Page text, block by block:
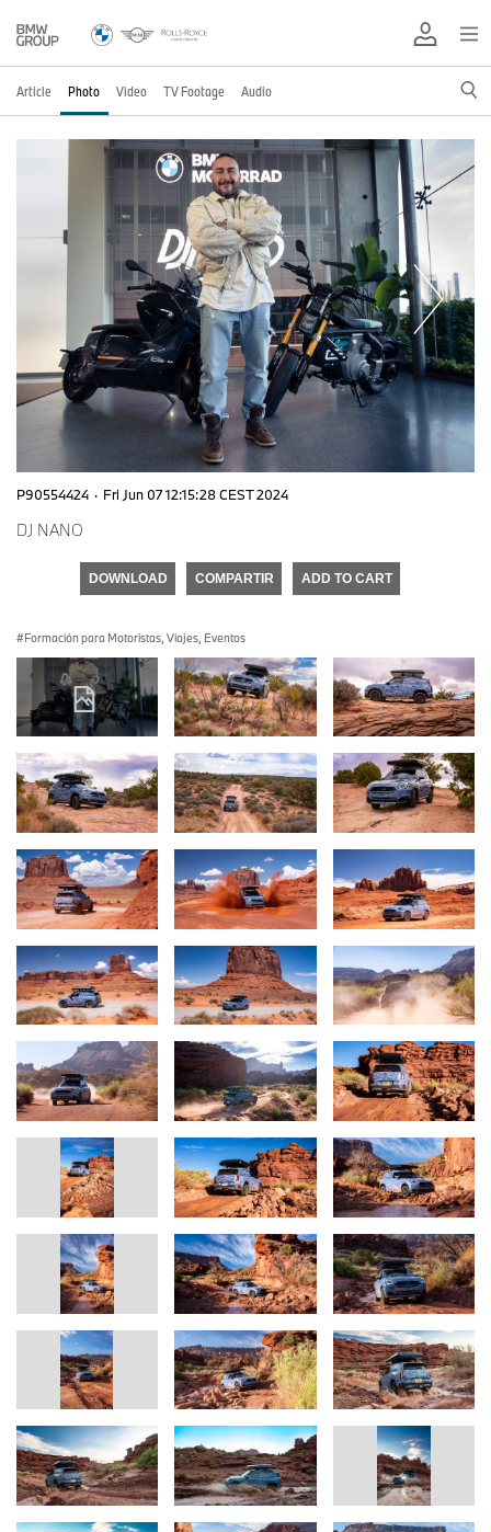
Article Photo Video TV Footage Audio
P90554424 · Fri Jun 07 12:15:28 CEST 2024
DJ NANO
DOWNLOAD COMPARTIR ADD TO CART
Formación para Motoristas, Viajes, Eventos